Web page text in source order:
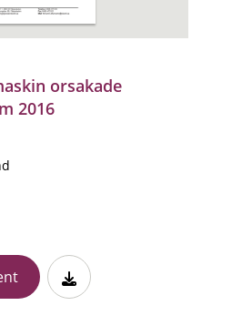
orsakade
2016